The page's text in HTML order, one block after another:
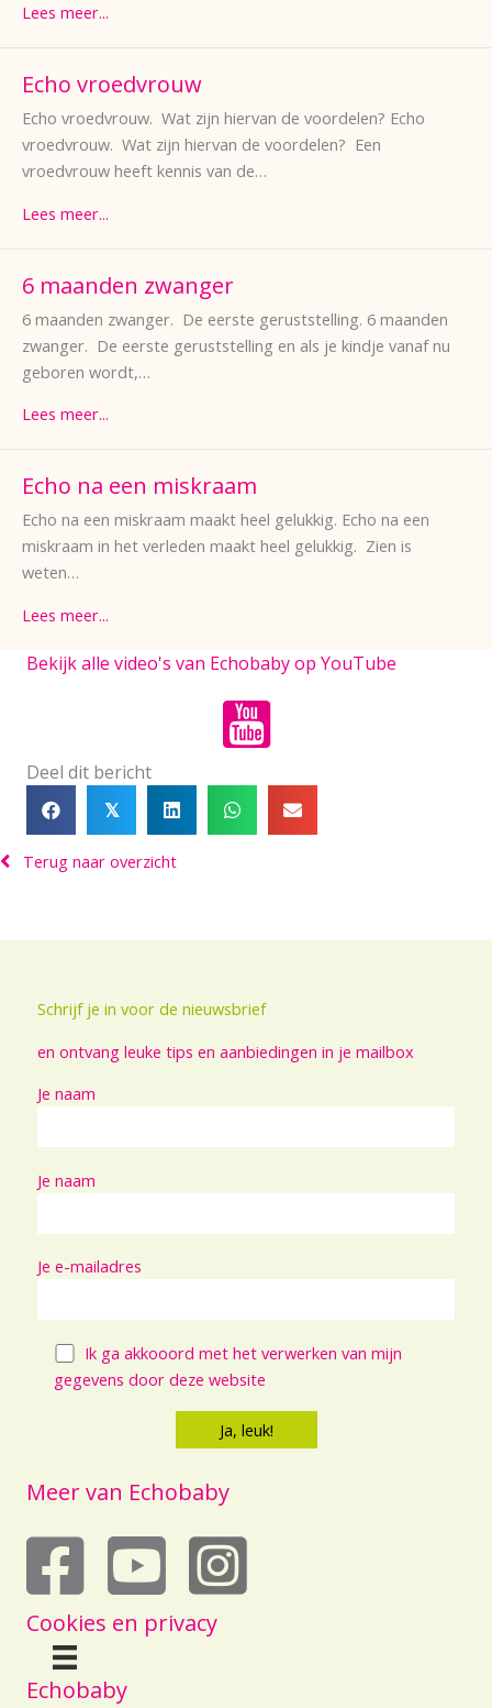
Lees meer...
Echo vroedvrouw
Echo vroedvrouw. Wat zijn hiervan de voordelen? Echo
vroedvrouw. Wat zijn hiervan de voordelen? Een
vroedvrouw heeft kennis van de…
Lees meer...
6 maanden zwanger
6 maanden zwanger. De eerste geruststelling. 6 maanden
zwanger. De eerste geruststelling en als je kindje vanaf nu
geboren wordt,…
Lees meer...
Echo na een miskraam
Echo na een miskraam maakt heel gelukkig. Echo na een
miskraam in het verleden maakt heel gelukkig. Zien is
weten…
Lees meer...
Bekijk alle video's van Echobaby op YouTube
Deel dit bericht
𝕏
Terug naar overzicht
Schrijf je in voor de nieuwsbrief
en ontvang leuke tips en aanbiedingen in je mailbox
Je naam
Je naam
Je e-mailadres
Ik ga akkooord met het verwerken van mijn
gegevens door deze website
Meer van Echobaby
echobaby op youtube
Cookies en privacy
Echobaby